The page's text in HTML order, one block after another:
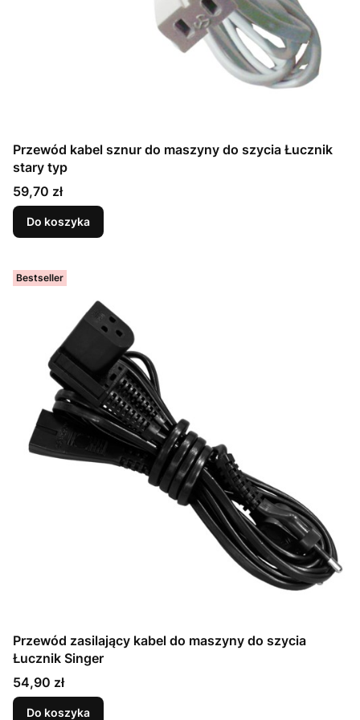
Przewód kabel sznur do maszyny do szycia Łucznik
stary typ
Cena
59,70 zł
Do koszyka
Bestseller
Przewód zasilający kabel do maszyny do szycia
Łucznik Singer
Cena
54,90 zł
Do koszyka